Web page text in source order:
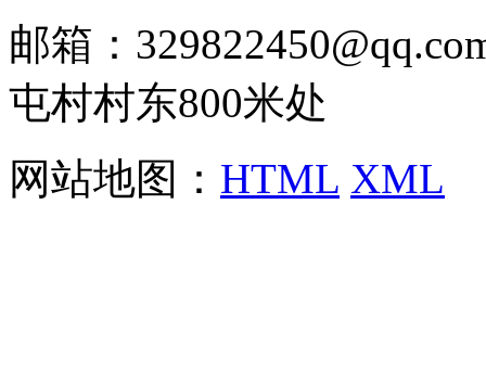
邮箱：
屯村村东800米处
网站地图： HTML XML